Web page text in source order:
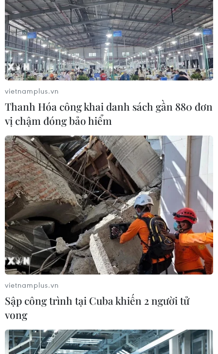
vietnamplus.vn
Thanh Hóa công khai danh sách gần 880 đơn
vị chậm đóng bảo hiểm
vietnamplus.vn
Sập công trình tại Cuba khiến 2 người tử
vong